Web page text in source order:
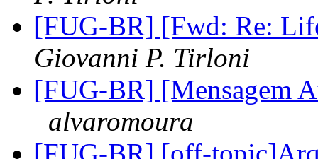
[FUG-BR] [Fwd: Re:
Giovanni P. Tirloni
[FUG-BR] [Mensagem
alvaromoura